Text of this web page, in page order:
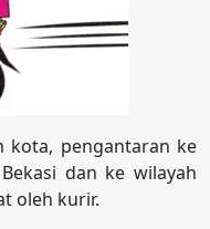
kota, pengantaran ke
dan ke wilayah
oleh kurir.